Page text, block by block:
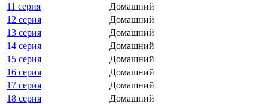
11 серия
Домашний
12 серия
Домашний
13 серия
Домашний
14 серия
Домашний
15 серия
Домашний
16 серия
Домашний
17 серия
Домашний
18 серия
Домашний